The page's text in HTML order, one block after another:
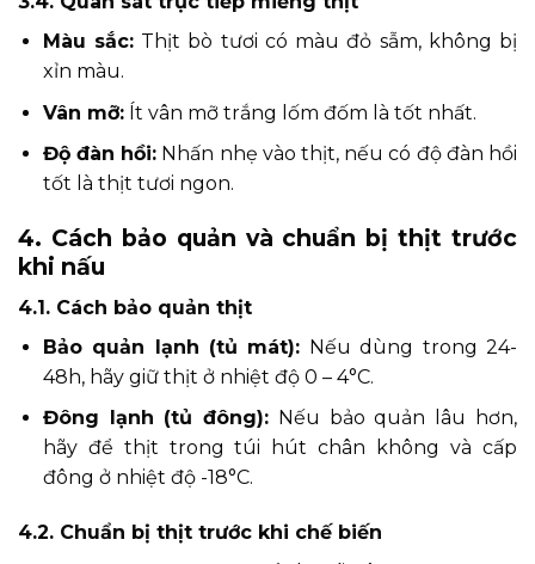
Màu sắc: Thịt bò tươi có màu đỏ sẫm, không bị
xỉn màu.
Vân mỡ:Ít vân mỡ trắng lốm đốm là tốt nhất.
Độ đàn hồi: Nhấn nhẹ vào thịt, nếu có độ đàn hồi
tốt là thịt tươi ngon.
4. Cách bảo quản và chuẩn bị thịt trước
khi nấu
4.1. Cách bảo quản thịt
Bảo quản lạnh (tủ mát): Nếu dùng trong 24-
48h, hãy giữ thịt ở nhiệt độ 0 – 4°C.
Đông lạnh (tủ đông): Nếu bảo quản lâu hơn,
hãy để thịt trong túi hút chân không và cấp
đông ở nhiệt độ -18°C.
4.2. Chuẩn bị thịt trước khi chế biến